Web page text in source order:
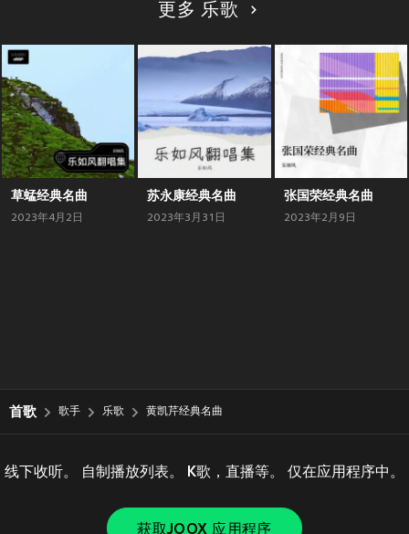
更多 乐歌
草蜢经典名曲
2023年4月2日
苏永康经典名曲
2023年3月31日
张国荣经典名曲
2023年2月9日
首歌 歌手 乐歌 黄凯芹经典名曲
线下收听。 自制播放列表。 K歌，直播等。 仅在应用程序中。
获取JOOX 应用程序